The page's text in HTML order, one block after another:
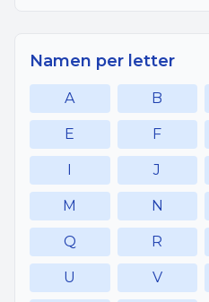
Namen per letter
A B
E F
I J
M N
Q R
U V